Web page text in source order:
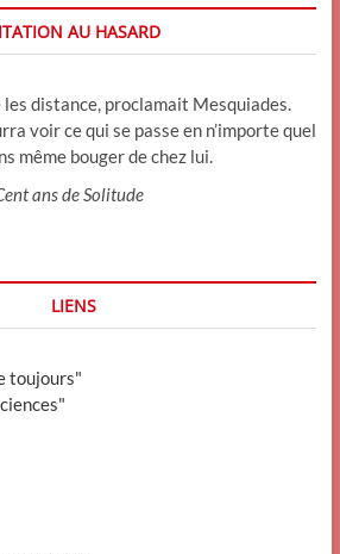
AU HASARD
les distance, proclamait Mesquiades.
voir ce qui se passe en n’importe quel
même bouger de chez lui.
ans de Solitude
LIENS
toujours"